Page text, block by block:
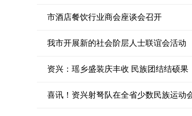
市酒店餐饮行业商会座谈会召开
我市开展新的社会阶层人士联谊会活动
资兴：瑶乡盛装庆丰收 民族团结结硕果
喜讯！资兴射弩队在全省少数民族运动